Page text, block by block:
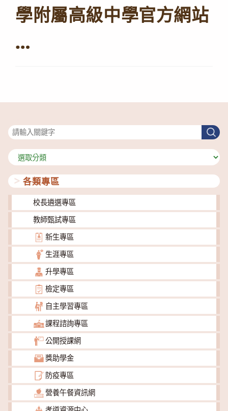
學附屬高級中學官方網站
…
搜
尋
分
類
各類專區
校長遴選專區
教師甄試專區
新生專區
生涯專區
升學專區
檢定專區
自主學習專區
課程諮詢專區
公開授課網
獎助學金
防疫專區
營養午餐資訊網